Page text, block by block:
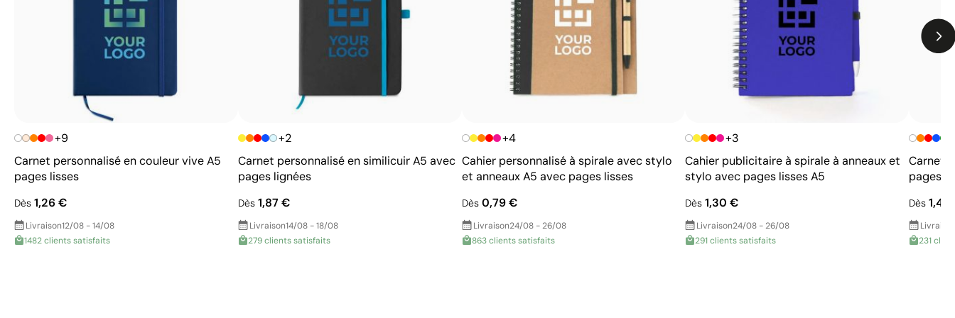
Idéal pour cuir, similicuir, carton épais et similaires
+9
Carnet personnalisé en couleur vive A5
pages lisses
Dès 1,26 €
Livraison12/08 - 14/08
1482 clients satisfaits
+2
Carnet personnalisé en similicuir A5 avec
pages lignées
Dès1,87 €
Livraison14/08 - 18/08
279 clients satisfaits
+4
Cahier personnalisé à spirale avec stylo
et anneaux A5 avec pages lisses
Dès0,79 €
Livraison24/08 - 26/08
863 clients satisfaits
+3
Cahier publicitaire à spirale à anneaux et
stylo avec pages lisses A5
Dès 1,30 €
Livraison24/08 - 26/08
291 clients satisfaits
Carnet
pages
Dès 1,40
231